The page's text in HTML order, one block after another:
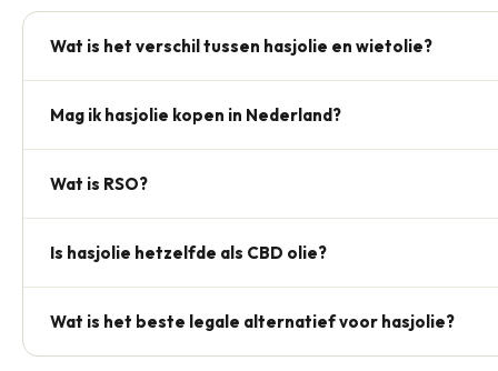
Wat is het verschil tussen hasjolie en wietolie?
ruw). Hasjolie is daardoor doorgaans concentreerder.
Mag ik hasjolie kopen in Nederland?
verkopen iets anders dan beweerd.
Wat is RSO?
Genoemd naar de Canadese man die het populair maakte.
Is hasjolie hetzelfde als CBD olie?
Wat is het beste legale alternatief voor hasjolie?